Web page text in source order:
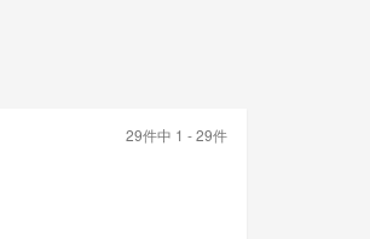
29件中 1 - 29件